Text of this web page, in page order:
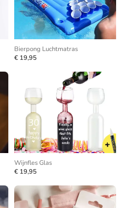
Bierpong Luchtmatras
€ 19,95
Wijnfles Glas
€ 19,95